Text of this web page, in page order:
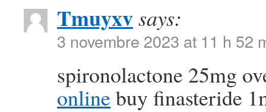
Tmuyxvsays:
3 novembre 2023 at 11 h 52
spironolactone 25mg
online buy finasteride